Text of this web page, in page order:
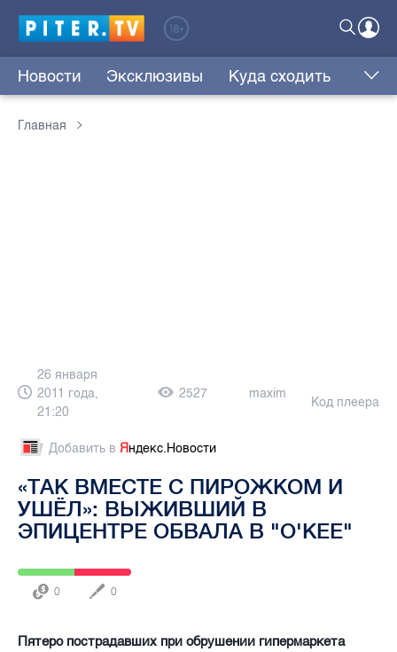
Новости Эксклюзивы Куда сходить
Главная
26 января
2011 года,
21:20
2527 maxim
Код плеера
Добавить в Яндекс.Новости
«ТАК ВМЕСТЕ С ПИРОЖКОМ И
УШЁЛ»: ВЫЖИВШИЙ В
ЭПИЦЕНТРЕ ОБВАЛА В "О'КЕЕ"
0 0
Пятеро пострадавших при обрушении гипермаркета